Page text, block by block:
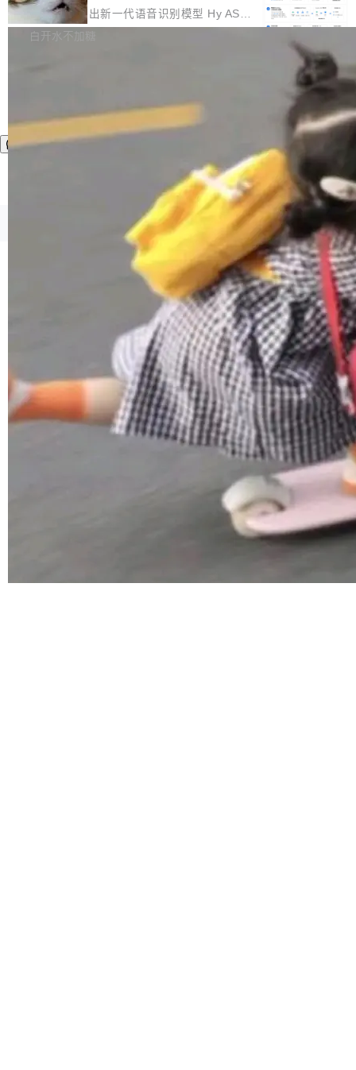
颈。 代码仓深度理解服务（以下简称" CodeBas
e深度理解服务"）是华为云码道（CodeA...
的账号密码进入A集群，输入了一条被程序员圈
称为"删库跑路"的命令——最高管理员权限、无
存永远不够用。 Cloudflare 的 Workers AI 团队
一直在跑这些模型的推理。他们在官方博客上发
整性保护。效果是：吞吐量提升 41%，每 token
成本降低 30%，精度不变。 FP8 省的不仅是显
存 KV cache 是推理时最吃显...
腾讯混元正式推出新一代语音识别模型 Hy ASR
3.0preview。基于最新一代大语言模型 Hy3 的
让语音识别不再只是听清，而是真正听懂。通过
先理解你的语境和意图，再把准确的文字直接给
到你。从“逐字转写、单点优化”演进为“理解语
境、兼容场景、一键直出”。 Hy ASR 3.0 previe
w 不要求标准普通话，方言识别覆盖粤语、吴语
等 10 大方言片区和 20 余个二级小片区。在开
源评测集中，Hy ASR 3.0 preview 在多语种的
白开水不加糖
©OSCHINA(OSChina.NET) 京ICP备2025119063号